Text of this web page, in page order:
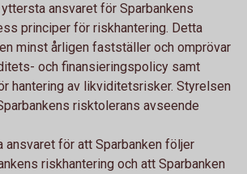
ansvaret för Sparbankens
principer för riskhantering. Detta
minst årligen fastställer och omprövar
och finansieringspolicy samt
hantering av likviditetsrisker. Styrelsen
risktolerans avseende
ansvaret för att Sparbanken följer
riskhantering och att Sparbanken